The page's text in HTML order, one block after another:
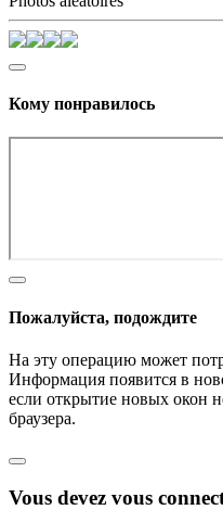
Кому понравилось
Пожалуйста, подождите
На эту операцию может
Информация появится в
если открытие новых окон
браузера.
Vous devez vous